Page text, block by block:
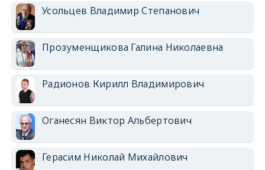
Усольцев Владимир Степанович
Прозуменщикова Галина Николаевна
Радионов Кирилл Владимирович
Оганесян Виктор Альбертович
Герасим Николай Михайлович